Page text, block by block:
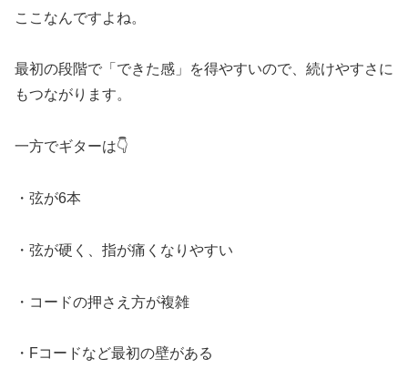
ここなんですよね。
最初の段階で「できた感」を得やすいので、続けやすさに
もつながります。
一方でギターは👇
・弦が6本
・弦が硬く、指が痛くなりやすい
・コードの押さえ方が複雑
・Fコードなど最初の壁がある